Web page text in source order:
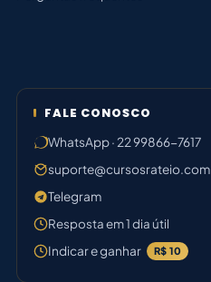
FALE CONOSCO
WhatsApp · 22 99866-7617
suporte@cursosrateio.com
Telegram
Resposta em 1 dia útil
Indicar e ganhar
R$ 10